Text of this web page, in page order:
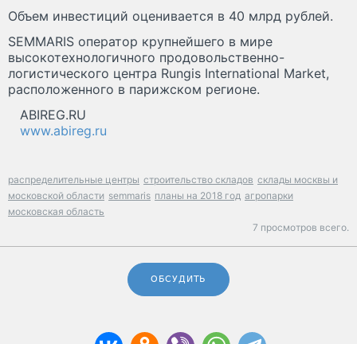
Объем инвестиций оценивается в 40 млрд рублей.
SEMMARIS оператор крупнейшего в мире
высокотехнологичного продовольственно-
логистического центра Rungis International Market,
расположенного в парижском регионе.
ABIREG.RU
www.abireg.ru
распределительные центры строительство складов склады москвы и
московской области semmaris планы на 2018 год агропарки
московская область
7 просмотров всего.
ОБСУДИТЬ